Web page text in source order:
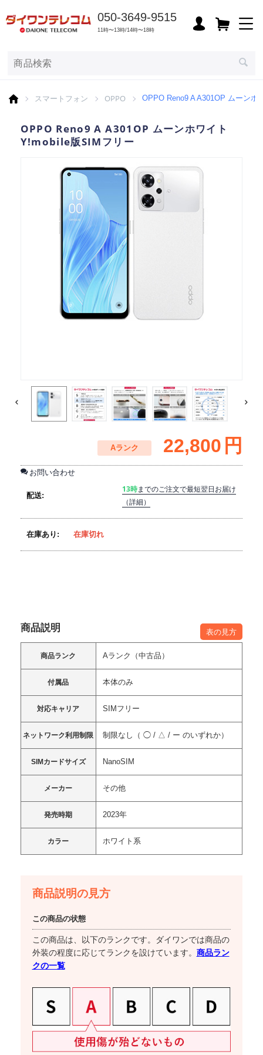
050-3649-9515
11時〜13時/14時〜18時
スマートフォン OPPO OPPO Reno9 A A301OP ムーン
OPPO Reno9 A A301OP ムーンホワイト
Y!mobile版SIMフリー
Aランク 22,800 円
お問い合わせ
配送:
13時までのご注文で最短翌日お届け
（詳細）
在庫あり: 在庫切れ
商品説明 表の見方
商品ランク Aランク（中古品）
付属品 本体のみ
対応キャリア SIMフリー
ネットワーク利用制限 制限なし（ ◯ / △ / ー のいずれか）
SIMカードサイズ NanoSIM
メーカー その他
発売時期 2023年
カラー ホワイト系
商品説明の見方
この商品の状態
この商品は、以下のランクです。ダイワンでは商品の
外装の程度に応じてランクを設けています。 商品ラン
クの一覧